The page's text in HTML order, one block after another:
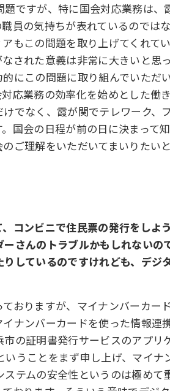
ですが、特に国会対応業務は
の気持ちが表れているのでは
もこの問題を取り上げてくれて
された意義は非常に大きいと思
にこの問題に取り組んでいただ
応業務の効率化を始めとした働
でなく、霞が関でテレワーク、
国会の日程が前の日に決まって
ご理解をいただいてまいりたいと
コンビニで住民票の発行をしよ
さんのトラブルかもしれないの
しているのですけれども、デジ
おりますが、マイナンバーカー
ナンバーカードを使った情報連
の証明書発行サービスのアプリ
うことをまず申し上げ、マイナ
テムの安全性というのは極めて